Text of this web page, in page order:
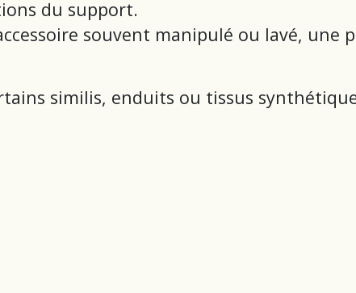
du support.
souvent manipulé ou lavé, une
similis, enduits ou tissus